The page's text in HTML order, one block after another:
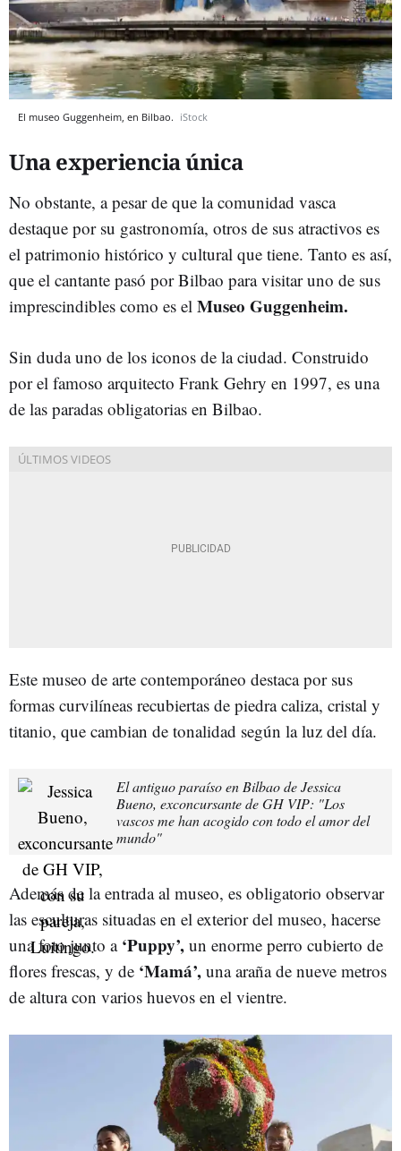
El museo Guggenheim, en Bilbao. iStock
Una experiencia única
No obstante, a pesar de que la comunidad vasca
destaque por su gastronomía, otros de sus atractivos es
el patrimonio histórico y cultural que tiene. Tanto es así,
que el cantante pasó por Bilbao para visitar uno de sus
imprescindibles como es el Museo Guggenheim.
Sin duda uno de los iconos de la ciudad. Construido
por el famoso arquitecto Frank Gehry en 1997, es una
de las paradas obligatorias en Bilbao.
Este museo de arte contemporáneo destaca por sus
formas curvilíneas recubiertas de piedra caliza, cristal y
titanio, que cambian de tonalidad según la luz del día.
El antiguo paraíso en Bilbao de Jessica
Bueno, exconcursante de GH VIP: "Los
vascos me han acogido con todo el amor del
mundo"
Además de la entrada al museo, es obligatorio observar
las esculturas situadas en el exterior del museo, hacerse
una foto junto a‘Puppy’, un enorme perro cubierto de
flores frescas, y de ‘Mamá’, una araña de nueve metros
de altura con varios huevos en el vientre.